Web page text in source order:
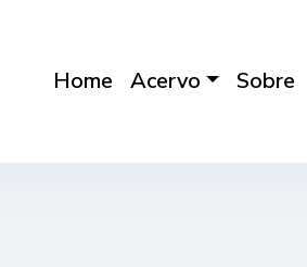
Home Acervo Sobre